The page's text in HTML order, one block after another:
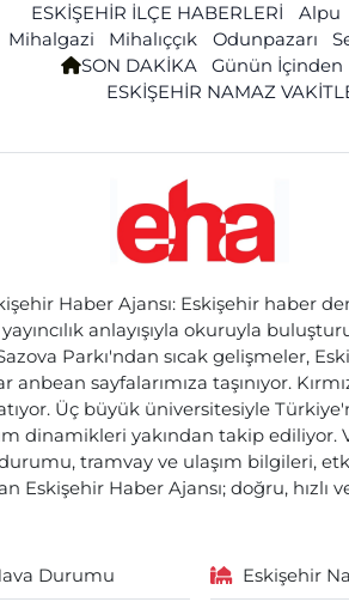
ESKİŞEHİR İLÇE HABERLERİ
Alpu
Mihalgazi
Mihalıççık Odunpazarı
SON DAKİKA
Günün İçinden
ESKİŞEHİR NAMAZ
Haber Ajansı: Eskişehir haber
anlayışıyla okuruyla
Parkı'ndan sıcak gelişmeler,
sayfalarımıza taşınıyor.
Üç büyük üniversitesiyle
yakından takip ediliyor.
tramvay ve ulaşım bilgileri,
Eskişehir Haber Ajansı; doğru,
Durumu Eskişehir